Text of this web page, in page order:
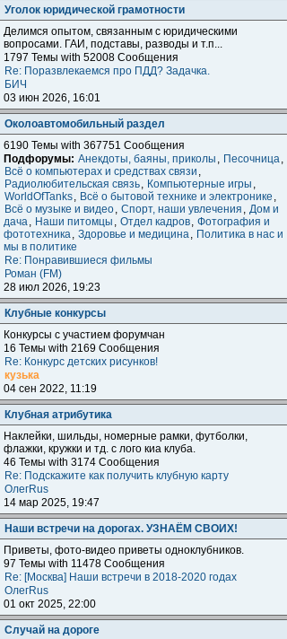
Уголок юридической грамотности
Делимся опытом, связанным с юридическими
вопросами. ГАИ, подставы, разводы и т.п...
1797 Темы with 52008 Сообщения
Re: Поразвлекаемся про ПДД? Задачка.
БИЧ
03 июн 2026, 16:01
Околоавтомобильный раздел
6190 Темы with 367751 Сообщения
Подфорумы: Анекдоты, баяны, приколы , Песочница,
Всё о компьютерах и средствах связи ,
Радиолюбительская связь, Компьютерные игры ,
WorldOfTanks, Всё о бытовой технике и электронике ,
Всё о музыке и видео, Спорт, наши увлечения , Дом и
дача, Наши питомцы , Отдел кадров, Фотография и
фототехника, Здоровье и медицина, Политика в нас и
мы в политике
Re: Понравившиеся фильмы
Роман (FM)
28 июл 2026, 19:23
Клубные конкурсы
Конкурсы с участием форумчан
16 Темы with 2169 Сообщения
Re: Конкурс детских рисунков!
кузька
04 сен 2022, 11:19
Клубная атрибутика
Наклейки, шильды, номерные рамки, футболки,
флажки, кружки и тд. с лого киа клуба.
46 Темы with 3174 Сообщения
Re: Подскажите как получить клубную карту
ОлегRus
14 мар 2025, 19:47
Наши встречи на дорогах. УЗНАЁМ СВОИХ!
Приветы, фото-видео приветы одноклубников.
97 Темы with 11478 Сообщения
Re: [Москва] Наши встречи в 2018-2020 годах
ОлегRus
01 окт 2025, 22:00
Случай на дороге